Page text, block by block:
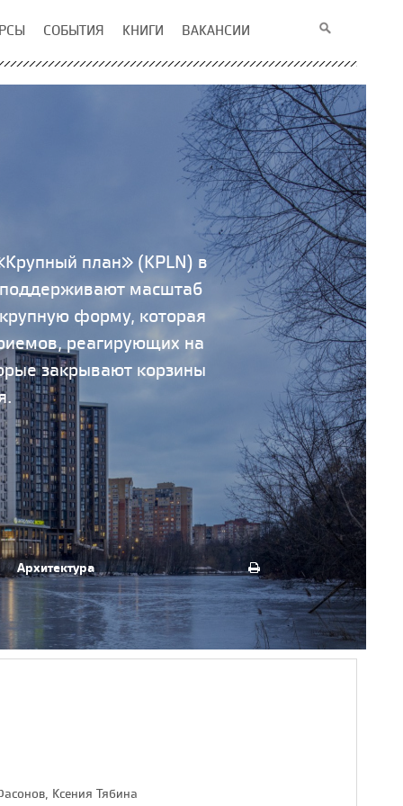
СОБЫТИЯ КНИГИ ВАКАНСИИ
план» (KPLN) в
масштаб
форму, которая
реагирующих на
закрывают корзины
Архитектура
Ксения Тябина